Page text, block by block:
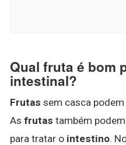
Qual fruta é bom
intestinal?
Frutas sem casca
As frutas também
para tratar o intestino.